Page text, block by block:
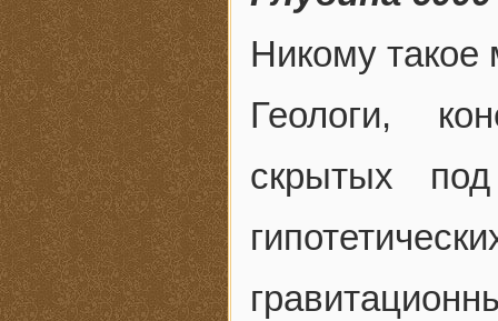
Никому такое
Геологи,
скрытых